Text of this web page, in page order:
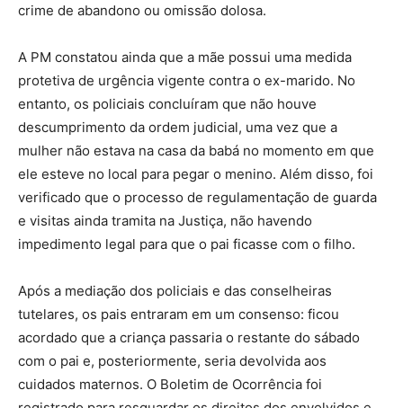
crime de abandono ou omissão dolosa.
A PM constatou ainda que a mãe possui uma medida
protetiva de urgência vigente contra o ex-marido. No
entanto, os policiais concluíram que não houve
descumprimento da ordem judicial, uma vez que a
mulher não estava na casa da babá no momento em que
ele esteve no local para pegar o menino. Além disso, foi
verificado que o processo de regulamentação de guarda
e visitas ainda tramita na Justiça, não havendo
impedimento legal para que o pai ficasse com o filho.
Após a mediação dos policiais e das conselheiras
tutelares, os pais entraram em um consenso: ficou
acordado que a criança passaria o restante do sábado
com o pai e, posteriormente, seria devolvida aos
cuidados maternos. O Boletim de Ocorrência foi